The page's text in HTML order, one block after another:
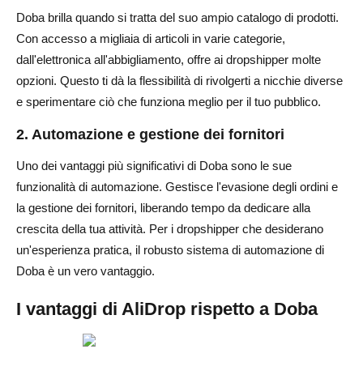
Doba brilla quando si tratta del suo ampio catalogo di prodotti.
Con accesso a migliaia di articoli in varie categorie,
dall'elettronica all'abbigliamento, offre ai dropshipper molte
opzioni. Questo ti dà la flessibilità di rivolgerti a nicchie diverse
e sperimentare ciò che funziona meglio per il tuo pubblico.
2. Automazione e gestione dei fornitori
Uno dei vantaggi più significativi di Doba sono le sue
funzionalità di automazione. Gestisce l'evasione degli ordini e
la gestione dei fornitori, liberando tempo da dedicare alla
crescita della tua attività. Per i dropshipper che desiderano
un'esperienza pratica, il robusto sistema di automazione di
Doba è un vero vantaggio.
I vantaggi di AliDrop rispetto a Doba